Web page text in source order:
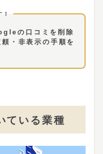
の口コミを削除
・非表示の手順を
ている業種